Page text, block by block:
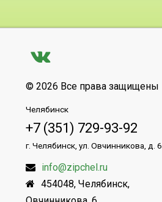
© 2026 Все права защищены
Челябинск
+7 (351) 729-93-92
г. Челябинск, ул. Овчинникова, д. 6
info@zipchel.ru
454048, Челябинск,